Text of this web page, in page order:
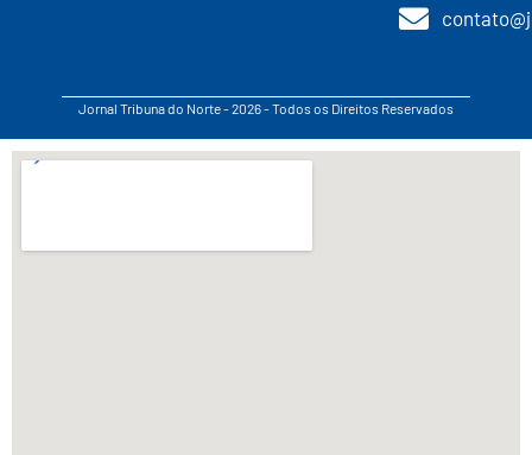
Jornal Tribuna do Norte - 2026 - Todos os Direitos Reservados